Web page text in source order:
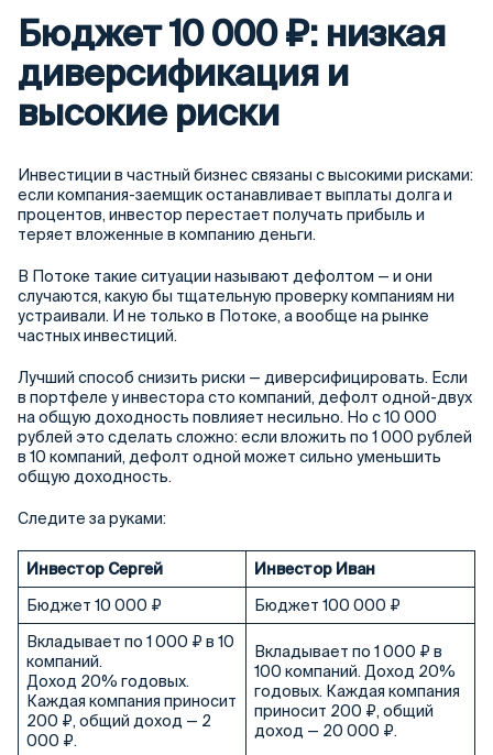
Бюджет 10 000 ₽: низкая
диверсификация и
высокие риски
Инвестиции в частный бизнес связаны с высокими рисками:
если компания-заемщик останавливает выплаты долга и
процентов, инвестор перестает получать прибыль и
теряет вложенные в компанию деньги.
В Потоке такие ситуации называют дефолтом — и они
случаются, какую бы тщательную проверку компаниям ни
устраивали. И не только в Потоке, а вообще на рынке
частных инвестиций.
Лучший способ снизить риски — диверсифицировать. Если
в портфеле у инвестора сто компаний, дефолт одной-двух
на общую доходность повлияет несильно. Но с 10 000
рублей это сделать сложно: если вложить по 1 000 рублей
в 10 компаний, дефолт одной может сильно уменьшить
общую доходность.
Следите за руками:
Инвестор Сергей Инвестор Иван
Бюджет 10 000 ₽ Бюджет 100 000 ₽
Вкладывает по 1 000 ₽ в 10
компаний.
Доход 20% годовых.
Каждая компания приносит
200 ₽, общий доход — 2
000 ₽.
Вкладывает по 1 000 ₽ в
100 компаний. Доход 20%
годовых. Каждая компания
приносит 200 ₽, общий
доход — 20 000 ₽.